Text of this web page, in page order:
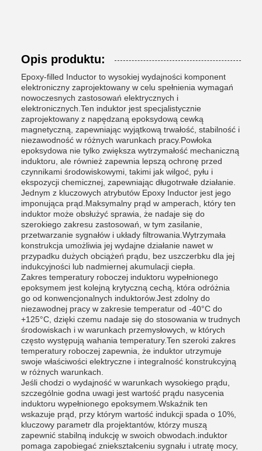
Opis produktu:
Epoxy-filled Inductor to wysokiej wydajności komponent
elektroniczny zaprojektowany w celu spełnienia wymagań
nowoczesnych zastosowań elektrycznych i
elektronicznych.Ten induktor jest specjalistycznie
zaprojektowany z napędzaną epoksydową cewką
magnetyczną, zapewniając wyjątkową trwałość, stabilność i
niezawodność w różnych warunkach pracy.Powłoka
epoksydowa nie tylko zwiększa wytrzymałość mechaniczną
induktoru, ale również zapewnia lepszą ochronę przed
czynnikami środowiskowymi, takimi jak wilgoć, pyłu i
ekspozycji chemicznej, zapewniając długotrwałe działanie.
Jednym z kluczowych atrybutów Epoxy Inductor jest jego
imponująca prąd.Maksymalny prąd w amperach, który ten
induktor może obsłużyć sprawia, że nadaje się do
szerokiego zakresu zastosowań, w tym zasilanie,
przetwarzanie sygnałów i układy filtrowania.Wytrzymała
konstrukcja umożliwia jej wydajne działanie nawet w
przypadku dużych obciążeń prądu, bez uszczerbku dla jej
indukcyjności lub nadmiernej akumulacji ciepła.
Zakres temperatury roboczej induktoru wypełnionego
epoksymem jest kolejną krytyczną cechą, która odróżnia
go od konwencjonalnych induktorów.Jest zdolny do
niezawodnej pracy w zakresie temperatur od -40°C do
+125°C, dzięki czemu nadaje się do stosowania w trudnych
środowiskach i w warunkach przemysłowych, w których
często występują wahania temperatury.Ten szeroki zakres
temperatury roboczej zapewnia, że induktor utrzymuje
swoje właściwości elektryczne i integralność konstrukcyjną
w różnych warunkach.
Jeśli chodzi o wydajność w warunkach wysokiego prądu,
szczególnie godna uwagi jest wartość prądu nasycenia
induktoru wypełnionego epoksymem.Wskaźnik ten
wskazuje prąd, przy którym wartość indukcji spada o 10%,
kluczowy parametr dla projektantów, którzy muszą
zapewnić stabilną indukcję w swoich obwodach.induktor
pomaga zapobiegać zniekształceniu sygnału i utratę mocy,